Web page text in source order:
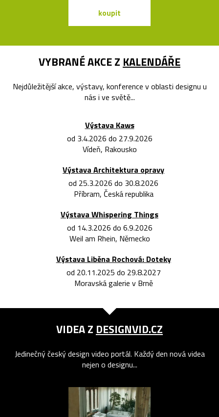
koupit
VYBRANÉ AKCE Z KALENDÁŘE
Nejdůležitější akce, výstavy, konference v oblasti designu u
nás i ve světě...
Výstava Kaws
od 3.4.2026 do 27.9.2026
Vídeň, Rakousko
Výstava Architektura opravy
od 25.3.2026 do 30.8.2026
Příbram, Česká republika
Výstava Whispering Things
od 14.3.2026 do 6.9.2026
Weil am Rhein, Německo
Výstava Liběna Rochová: Doteky
od 20.11.2025 do 29.8.2027
Moravská galerie v Brně
VIDEA Z DESIGNVID.CZ
Jedinečný český design video portál. Každý den nová videa
nejen o designu...